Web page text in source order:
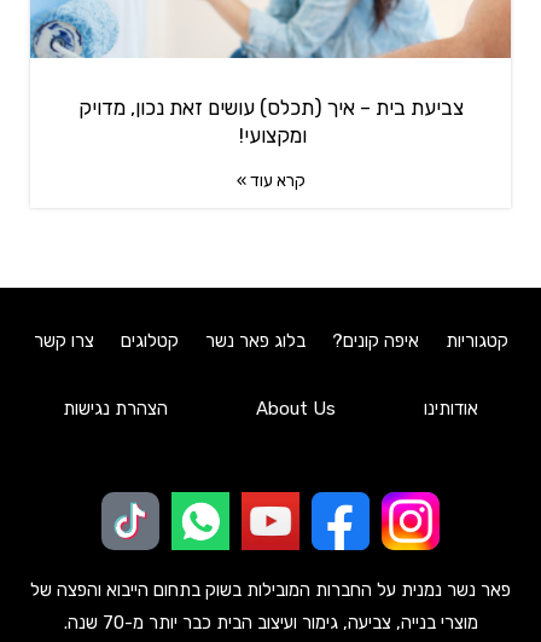
צביעת בית – איך (תכלס) עושים זאת נכון, מדויק
ומקצועי!
קרא עוד »
קטגוריות איפה קונים? בלוג פאר נשר קטלוגים צרו קשר
אודותינו About Us הצהרת נגישות
פאר נשר נמנית על החברות המובילות בשוק בתחום הייבוא והפצה של
מוצרי בנייה, צביעה, גימור ועיצוב הבית כבר יותר מ-70 שנה.